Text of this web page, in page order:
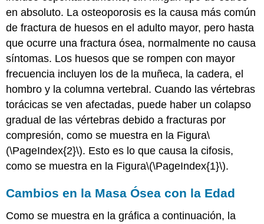
en absoluto. La osteoporosis es la causa más común
de fractura de huesos en el adulto mayor, pero hasta
que ocurre una fractura ósea, normalmente no causa
síntomas. Los huesos que se rompen con mayor
frecuencia incluyen los de la muñeca, la cadera, el
hombro y la columna vertebral. Cuando las vértebras
torácicas se ven afectadas, puede haber un colapso
gradual de las vértebras debido a fracturas por
compresión, como se muestra en la Figura\
(\PageIndex{2}\). Esto es lo que causa la cifosis,
como se muestra en la Figura\(\PageIndex{1}\).
Cambios en la Masa Ósea con la Edad
Como se muestra en la gráfica a continuación, la